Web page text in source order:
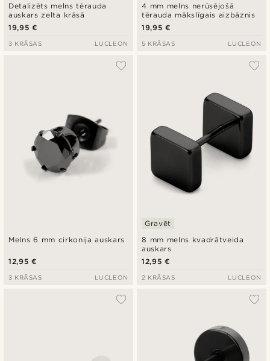
Detalizēts melns tērauda
auskars zelta krāsā
19,95 €
3 KRĀSAS LUCLEON
4 mm melns nerūsējošā
tērauda mākslīgais aizbāznis
19,95 €
5 KRĀSAS LUCLEON
Melns 6 mm cirkonija auskars
12,95 €
3 KRĀSAS LUCLEON
8 mm melns kvadrātveida
auskars
Gravēt
12,95 €
2 KRĀSAS LUCLEON